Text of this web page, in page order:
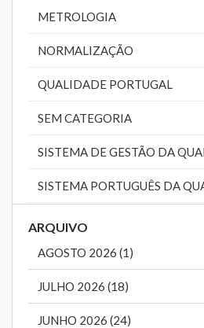
METROLOGIA
NORMALIZAÇÃO
QUALIDADE PORTUGAL
SEM CATEGORIA
SISTEMA DE GESTÃO DA
SISTEMA PORTUGUÊS DA
ARQUIVO
AGOSTO 2026 (1)
JULHO 2026 (18)
JUNHO 2026 (24)